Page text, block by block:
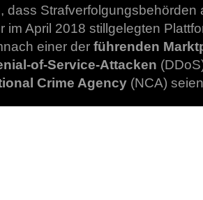
dass Strafverfolgungsbehörden
im April 2018 stillgelegten
einer der führenden
of-Service-Attacken
Crime Agency (NCA)